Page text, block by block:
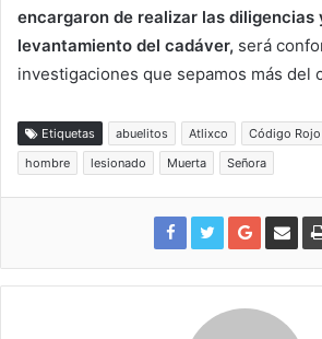
encargaron de realizar las diligencias
levantamiento del cadáver, será
investigaciones que sepamos más del
Etiquetas abuelitos Atlixco Código Rojo
hombre
lesionado Muerta Señora